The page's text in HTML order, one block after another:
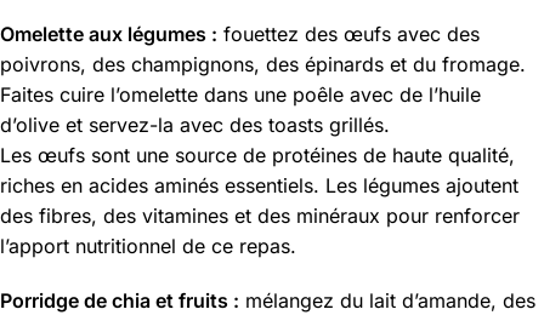
Omelette aux légumes : fouettez des œufs avec des
poivrons, des champignons, des épinards et du fromage.
Faites cuire l’omelette dans une poêle avec de l’huile
d’olive et servez-la avec des toasts grillés.
Les œufs sont une source de protéines de haute qualité,
riches en acides aminés essentiels. Les légumes ajoutent
des fibres, des vitamines et des minéraux pour renforcer
l’apport nutritionnel de ce repas.
Porridge de chia et fruits : mélangez du lait d’amande, des